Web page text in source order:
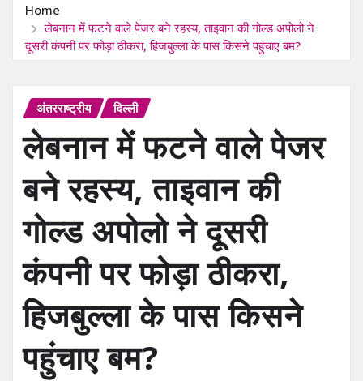
Home
लेबनान में फटने वाले पेजर बने रहस्य, ताइवान की गोल्ड अपोलो ने
दूसरी कंपनी पर फोड़ा ठीकरा, हिजबुल्ला के पास किसने पहुंचाए बम?
अंतरराष्ट्रीय दिल्ली
लेबनान में फटने वाले पेजर
बने रहस्य, ताइवान की
गोल्ड अपोलो ने दूसरी
कंपनी पर फोड़ा ठीकरा,
हिजबुल्ला के पास किसने
पहुंचाए बम?